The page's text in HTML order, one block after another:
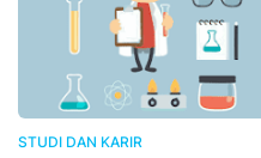
STUDI DAN KARIR